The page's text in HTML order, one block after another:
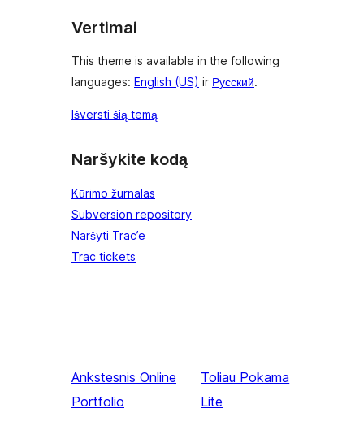
Vertimai
This theme is available in the following
languages: English (US) ir Русский.
Išversti šią temą
Naršykite kodą
Kūrimo žurnalas
Subversion repository
Naršyti Trac’e
Trac tickets
Ankstesnis Online
Portfolio
Toliau Pokama
Lite